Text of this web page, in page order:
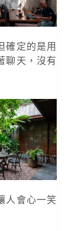
確定的是用
聊天，沒有
人會心一笑